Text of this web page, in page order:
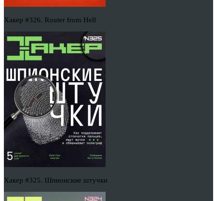
Хакер #326. Router from Hell
Хакер #325. Шпионские штучки